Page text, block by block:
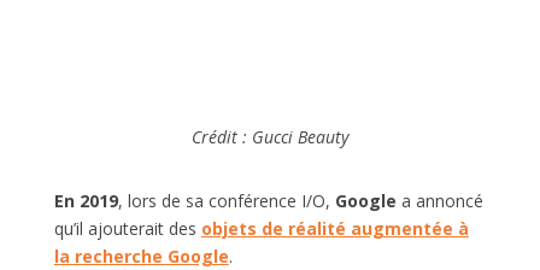
Crédit : Gucci Beauty
En 2019, lors de sa conférence I/O, Google a annoncé
qu’il ajouterait des objets de réalité augmentée à
la recherche Google.